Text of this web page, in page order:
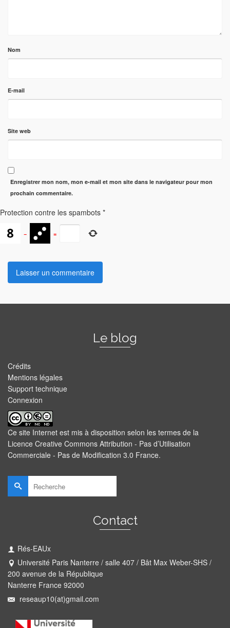
Nom
E-mail
Site web
Enregistrer mon nom, mon e-mail et mon site dans le navigateur pour mon
prochain commentaire.
Protection contre les spambots *
− =
Le blog
Crédits
Mentions légales
Support technique
Connexion
Ce site Internet est mis à disposition selon les termes de la
Licence Creative Commons Attribution - Pas d’Utilisation
Commerciale - Pas de Modification 3.0 France.
Rechercher :
Contact
Rés-EAUx
Université Paris Nanterre / salle 407 / Bât Max Weber-SHS /
200 avenue de la République
Nanterre France 92000
reseaup10(at)gmail.com